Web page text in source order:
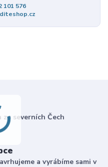
101 576
severních Čech
a vyrábíme sami v